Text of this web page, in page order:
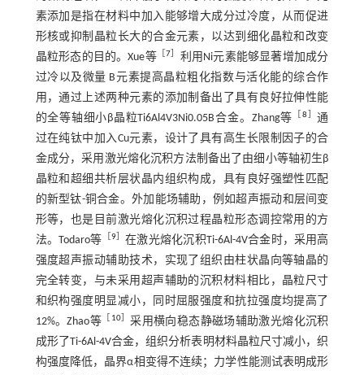
素添加是指在材料中加入能够增大成分过冷度，从而促进
形核或抑制晶粒长大的合金元素，以达到细化晶粒和改变
晶粒形态的目的。Xue等［7
利用Ni元素能够显著增加成分
过冷以及微量 B元素提高晶粒粗化指数与活化能的综合作
用，通过上述两种元素的添加制备出了具有良好拉伸性能
的全等轴细小β晶粒Ti6Al4V3Ni0.05B合金。Zhang等
8 ］通
过在纯钛中加入Cu元素，设计了具有高生长限制因子的合
金成分，采用激光熔化沉积方法制备出了由细小等轴初生β
晶粒和超细共析层状晶内组织构成，具有良好强塑性匹配
的新型钛-铜合金。外加能场辅助，例如超声振动和层间变
形等，也是目前激光熔化沉积过程晶粒形态调控常用的方
法。Todaro等
9］在激光熔化沉积Ti-6Al-4V合金时，采用高
强度超声振动辅助技术，实现了组织由柱状晶向等轴晶的
完全转变，与未采用超声辅助的沉积材料相比，晶粒尺寸
和织构强度明显减小，同时屈服强度和抗拉强度均提高了
12%。Zhao等
10］ 采用横向稳态静磁场辅助激光熔化沉积
成形了Ti-6Al-4V合金，组织分析表明材料晶粒尺寸减小，织
构强度降低，晶界α相变得不连续；力学性能测试表明成形